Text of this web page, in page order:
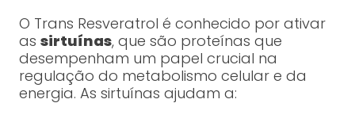
O Trans Resveratrol é conhecido por ativar
as sirtuínas, que são proteínas que
desempenham um papel crucial na
regulação do metabolismo celular e da
energia. As sirtuínas ajudam a: